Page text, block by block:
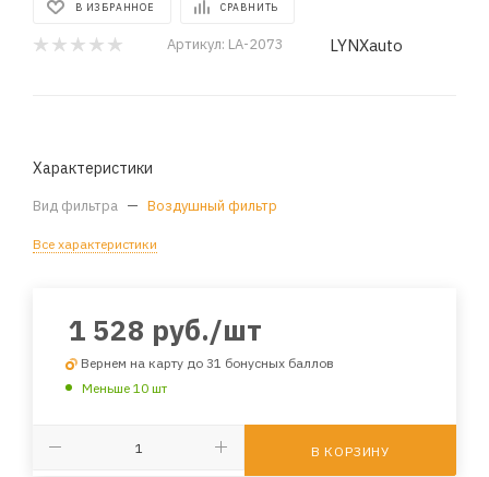
В ИЗБРАННОЕ СРАВНИТЬ
Артикул: LA-2073 LYNXauto
Характеристики
Вид фильтра — Воздушный фильтр
Все характеристики
1 528 руб./шт
Вернем на карту до 31 бонусных баллов
Меньше 10 шт
В КОРЗИНУ